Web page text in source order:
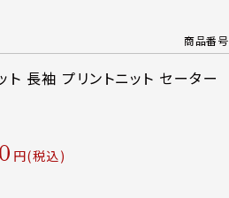
商品番号
ト 長袖 プリントニット セーター
税込